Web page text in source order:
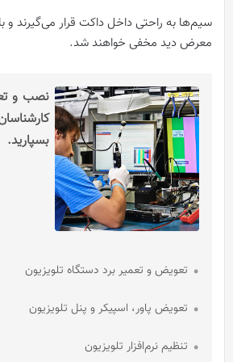
سیم‌ها به راحتی داخل داکت قرار می‌گیرند و
معرض دید مخفی خواهند شد.
نصب و
بسپارید.
تعویض و تعمیر برد دستگاه تلویزیون
تعویض پاور، اسپیکر و پنل تلویزیون
تنظیم نرم‌افزار تلویزیون